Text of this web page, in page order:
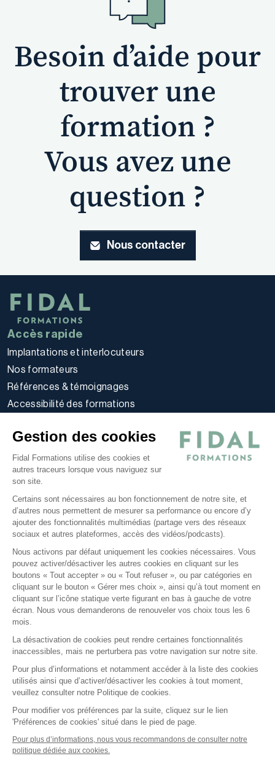
Gestion des cookies
Fidal Formations utilise des cookies et
autres traceurs lorsque vous naviguez sur
son site.
Certains sont nécessaires au bon fonctionnement de notre site, et
d’autres nous permettent de mesurer sa performance ou encore d’y
ajouter des fonctionnalités multimédias (partage vers des réseaux
sociaux et autres plateformes, accès des vidéos/podcasts).
Nous activons par défaut uniquement les cookies nécessaires. Vous
pouvez activer/désactiver les autres cookies en cliquant sur les
boutons « Tout accepter » ou « Tout refuser », ou par catégories en
cliquant sur le bouton « Gérer mes choix », ainsi qu’à tout moment en
cliquant sur l’icône statique verte figurant en bas à gauche de votre
écran. Nous vous demanderons de renouveler vos choix tous les 6
mois.
La désactivation de cookies peut rendre certaines fonctionnalités
inaccessibles, mais ne perturbera pas votre navigation sur notre site.
Pour plus d’informations et notamment accéder à la liste des cookies
utilisés ainsi que d’activer/désactiver les cookies à tout moment,
veuillez consulter notre Politique de cookies.
Pour modifier vos préférences par la suite, cliquez sur le lien
'Préférences de cookies' situé dans le pied de page.
Pour plus d’informations, nous vous recommandons de consulter notre
politique dédiée aux cookies.
Besoin d’aide pour
trouver une
formation ?
Vous avez une
question ?
Nous contacter
Accès rapide
Implantations et interlocuteurs
Nos formateurs
Références & témoignages
Accessibilité des formations
Politique d’utilisation des cookies
Politique de confidentialité
Conditions générales
Nos offres
E-learning
Formations certifiantes
Formations inter-entreprises
Formations intra-entreprises
Cycles d'actualité
Soyez alerté de nos nouvelles informations
Suivez-nous sur Linkedin
2026 Tous droits réservés.
Fidal Formations par Lemon Interactive
Gestion des cookies
Mentions légales